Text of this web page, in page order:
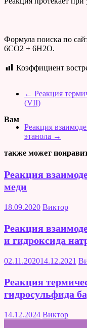
Формула поиска по
6CO2 + 6H2O.
Коэффициент
← Реакция
(VII)
Реакция
этанола →
Вам
также может
Реакция
меди
18.09.2020 Виктор
Реакция
и гидроксида
02.11.202014.12.2021
Реакция
гидросульфида
14.12.2024 Виктор